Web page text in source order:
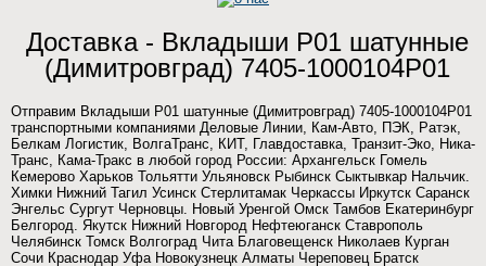
Доставка - Вкладыши Р01 шатунные
(Димитровград) 7405-1000104Р01
Отправим Вкладыши Р01 шатунные (Димитровград) 7405-1000104Р01
транспортными компаниями Деловые Линии, Кам-Авто, ПЭК, Ратэк,
Белкам Логистик, ВолгаТранс, КИТ, Главдоставка, Транзит-Эко, Ника-
Транс, Кама-Тракс в любой город России: Архангельск Гомель
Кемерово Харьков Тольятти Ульяновск Рыбинск Сыктывкар Нальчик.
Химки Нижний Тагил Усинск Стерлитамак Черкассы Иркутск Саранск
Энгельс Сургут Черновцы. Новый Уренгой Омск Тамбов Екатеринбург
Белгород. Якутск Нижний Новгород Нефтеюганск Ставрополь
Челябинск Томск Волгоград Чита Благовещенск Николаев Курган
Сочи Краснодар Уфа Новокузнецк Алматы Череповец Братск